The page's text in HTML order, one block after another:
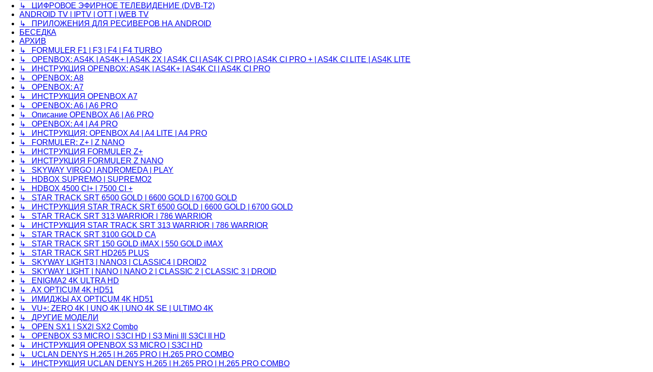
↳ ЦИФРОВОЕ ЭФИРНОЕ ТЕЛЕВИДЕНИЕ (DVB-T2)
ANDROID TV | IPTV | OTT | WEB TV
↳ ПРИЛОЖЕНИЯ ДЛЯ РЕСИВЕРОВ НА ANDROID
БЕСЕДКА
АРХИВ
↳ FORMULER F1 | F3 | F4 | F4 TURBO
↳ OPENBOX: AS4K | AS4K+ | AS4K 2X | AS4K CI | AS4K CI PRO | AS4K CI PRO + | AS4K CI LITE | AS4K LITE
↳ ИНСТРУКЦИЯ OPENBOX: AS4K | AS4K+ | AS4K CI | AS4K CI PRO
↳ OPENBOX: A8
↳ OPENBOX: A7
↳ ИНСТРУКЦИЯ OPENBOX A7
↳ OPENBOX: A6 | A6 PRO
↳ Описание OPENBOX A6 | A6 PRO
↳ OPENBOX: A4 | A4 PRO
↳ ИНСТРУКЦИЯ: OPENBOX A4 | A4 LITE | A4 PRO
↳ FORMULER: Z+ | Z NANO
↳ ИНСТРУКЦИЯ FORMULER Z+
↳ ИНСТРУКЦИЯ FORMULER Z NANO
↳ SKYWAY VIRGO | ANDROMEDA | PLAY
↳ HDBOX SUPREMO | SUPREMO2
↳ HDBOX 4500 CI+ | 7500 CI +
↳ STAR TRACK SRT 6500 GOLD | 6600 GOLD | 6700 GOLD
↳ ИНСТРУКЦИЯ STAR TRACK SRT 6500 GOLD | 6600 GOLD | 6700 GOLD
↳ STAR TRACK SRT 313 WARRIOR | 786 WARRIOR
↳ ИНСТРУКЦИЯ STAR TRACK SRT 313 WARRIOR | 786 WARRIOR
↳ STAR TRACK SRT 3100 GOLD CA
↳ STAR TRACK SRT 150 GOLD iMAX | 550 GOLD iMAX
↳ STAR TRACK SRT HD265 PLUS
↳ SKYWAY LIGHT3 | NANO3 | CLASSIC4 | DROID2
↳ SKYWAY LIGHT | NANO | NANO 2 | CLASSIC 2 | CLASSIC 3 | DROID
↳ ENIGMA2 4K ULTRA HD
↳ AX OPTICUM 4K HD51
↳ ИМИДЖЫ AX OPTICUM 4K HD51
↳ VU+: ZERO 4K | UNO 4K | UNO 4K SE | ULTIMO 4K
↳ ДРУГИЕ МОДЕЛИ
↳ OPEN SX1 | SX2| SX2 Combo
↳ OPENBOX S3 MICRO | S3CI HD | S3 Mini II| S3CI II HD
↳ ИНСТРУКЦИЯ OPENBOX S3 MICRO | S3CI HD
↳ UCLAN DENYS H.265 | H.265 PRO | H.265 PRO COMBO
↳ ИНСТРУКЦИЯ UCLAN DENYS H.265 | H.265 PRO | H.265 PRO COMBO